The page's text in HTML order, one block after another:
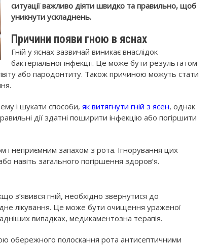
ситуації важливо діяти швидко та правильно, щоб
уникнути ускладнень.
Причини появи гною в яснах
Гній у яснах зазвичай виникає внаслідок
бактеріальної інфекції. Це може бути результатом
або пародонтиту. Також причиною можуть стати
і шукати способи, як витягнути гній з ясен, однак
дії здатні поширити інфекцію або погіршити
і неприємним запахом з рота. Ігнорування цих
навіть загального погіршення здоров’я.
з’явився гній, необхідно звернутися до
лікування. Це може бути очищення ураженої
випадках, медикаментозна терапія.
обережного полоскання рота антисептичними